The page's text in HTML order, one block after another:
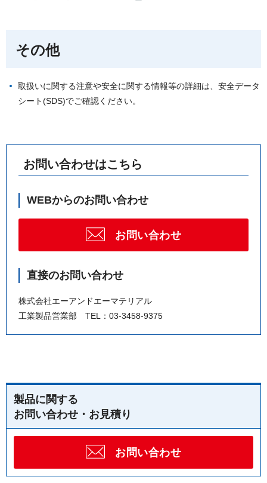
その他
取扱いに関する注意や安全に関する情報等の詳細は、安全データ
シート(SDS)でご確認ください。
お問い合わせはこちら
WEBからのお問い合わせ
お問い合わせ
直接のお問い合わせ
株式会社エーアンドエーマテリアル
工業製品営業部 TEL：03-3458-9375
製品に関する
お問い合わせ・お見積り
お問い合わせ